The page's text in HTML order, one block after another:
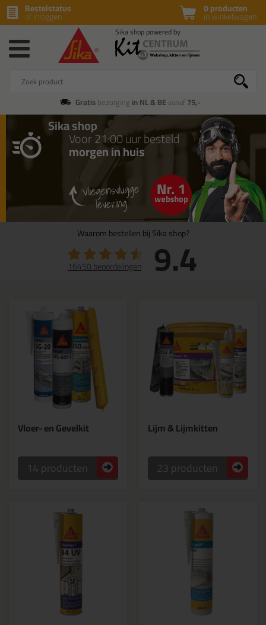
0 producten
in winkelwagen
Bestelstatus
of inloggen
Gratisbezorging in NL & BEvanaf75,-
Sika shop
Voor 21:00 uur besteld
morgen in huis
Waarom bestellen bij Sika shop?
9.4
16450 beoordelingen
Vloer- en Gevelkit
14 producten
Lijm & Lijmkitten
23 producten